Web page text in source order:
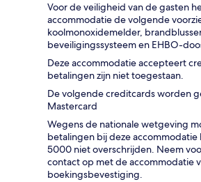
Voor de veiligheid van de gasten
accommodatie de volgende
koolmonoxidemelder,
beveiligingssysteem en EHBO-
Deze accommodatie accepteert
betalingen zijn niet toegestaan.
De volgende creditcards worden
Mastercard
Wegens de nationale wetgeving
betalingen bij deze accommodatie
5000 niet overschrijden. Neem
contact op met de accommodatie
boekingsbevestiging.